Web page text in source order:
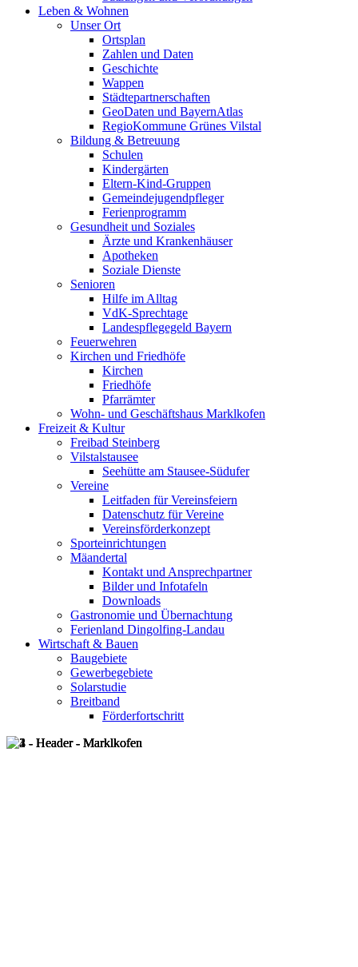
Leben & Wohnen
Unser Ort
Ortsplan
Zahlen und Daten
Geschichte
Wappen
Städtepartnerschaften
GeoDaten und BayernAtlas
RegioKommune Grünes Vilstal
Bildung & Betreuung
Schulen
Kindergärten
Eltern-Kind-Gruppen
Gemeindejugendpfleger
Ferienprogramm
Gesundheit und Soziales
Ärzte und Krankenhäuser
Apotheken
Soziale Dienste
Senioren
Hilfe im Alltag
VdK-Sprechtage
Landespflegegeld Bayern
Feuerwehren
Kirchen und Friedhöfe
Kirchen
Friedhöfe
Pfarrämter
Wohn- und Geschäftshaus Marklkofen
Freizeit & Kultur
Freibad Steinberg
Vilstalstausee
Seehütte am Stausee-Südufer
Vereine
Leitfaden für Vereinsfeiern
Datenschutz für Vereine
Vereinsförderkonzept
Sporteinrichtungen
Mäandertal
Kontakt und Ansprechpartner
Bilder und Infotafeln
Downloads
Gastronomie und Übernachtung
Ferienland Dingolfing-Landau
Wirtschaft & Bauen
Baugebiete
Gewerbegebiete
Solarstudie
Breitband
Förderfortschritt